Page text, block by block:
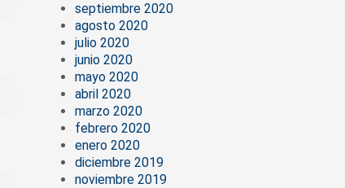
septiembre 2020
agosto 2020
julio 2020
junio 2020
mayo 2020
abril 2020
marzo 2020
febrero 2020
enero 2020
diciembre 2019
noviembre 2019